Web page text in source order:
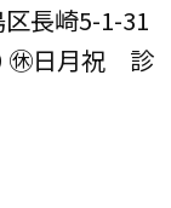
長崎5-1-31
㊡日月祝 診